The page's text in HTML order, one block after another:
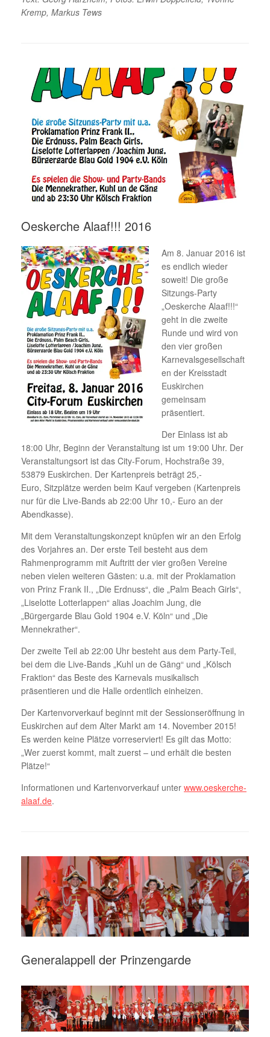
Kremp, Markus Tews
Oeskerche Alaaf!!! 2016
Am 8. Januar 2016 ist
es endlich wieder
soweit! Die große
Sitzungs-Party
„Oeskerche Alaaf!!!“
geht in die zweite
Runde und wird von
den vier großen
Karnevalsgesellschaft
en der Kreisstadt
Euskirchen
gemeinsam
präsentiert.
Der Einlass ist ab
18:00 Uhr, Beginn der Veranstaltung ist um 19:00 Uhr. Der
Veranstaltungsort ist das City-Forum, Hochstraße 39,
53879 Euskirchen. Der Kartenpreis beträgt 25,-
Euro, Sitzplätze werden beim Kauf vergeben (Kartenpreis
nur für die Live-Bands ab 22:00 Uhr 10,- Euro an der
Abendkasse).
Mit dem Veranstaltungskonzept knüpfen wir an den Erfolg
des Vorjahres an. Der erste Teil besteht aus dem
Rahmenprogramm mit Auftritt der vier großen Vereine
neben vielen weiteren Gästen: u.a. mit der Proklamation
von Prinz Frank II., „Die Erdnuss“, die „Palm Beach Girls“,
„Liselotte Lotterlappen“ alias Joachim Jung, die
„Bürgergarde Blau Gold 1904 e.V. Köln“ und „Die
Mennekrather“.
Der zweite Teil ab 22:00 Uhr besteht aus dem Party-Teil,
bei dem die Live-Bands „Kuhl un de Gäng“ und „Kölsch
Fraktion“ das Beste des Karnevals musikalisch
präsentieren und die Halle ordentlich einheizen.
Der Kartenvorverkauf beginnt mit der Sessionseröffnung in
Euskirchen auf dem Alter Markt am 14. November 2015!
Es werden keine Plätze vorreserviert! Es gilt das Motto:
„Wer zuerst kommt, malt zuerst – und erhält die besten
Plätze!“
Informationen und Kartenvorverkauf unter www.oeskerche-
alaaf.de.
Generalappell der Prinzengarde